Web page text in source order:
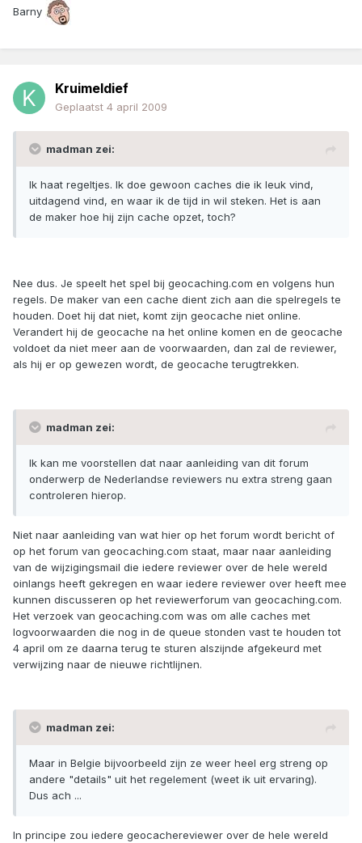
Barny
Kruimeldief
Geplaatst 4 april 2009
madman zei:
Ik haat regeltjes. Ik doe gewoon caches die ik leuk vind,
uitdagend vind, en waar ik de tijd in wil steken. Het is aan
de maker hoe hij zijn cache opzet, toch?
Nee dus. Je speelt het spel bij geocaching.com en volgens hun
regels. De maker van een cache dient zich aan die spelregels te
houden. Doet hij dat niet, komt zijn geocache niet online.
Verandert hij de geocache na het online komen en de geocache
voldoet da niet meer aan de voorwaarden, dan zal de reviewer,
als hij er op gewezen wordt, de geocache terugtrekken.
madman zei:
Ik kan me voorstellen dat naar aanleiding van dit forum
onderwerp de Nederlandse reviewers nu extra streng gaan
controleren hierop.
Niet naar aanleiding van wat hier op het forum wordt bericht of
op het forum van geocaching.com staat, maar naar aanleiding
van de wijzigingsmail die iedere reviewer over de hele wereld
oinlangs heeft gekregen en waar iedere reviewer over heeft mee
kunnen discusseren op het reviewerforum van geocaching.com.
Het verzoek van geocaching.com was om alle caches met
logvoorwaarden die nog in de queue stonden vast te houden tot
4 april om ze daarna terug te sturen alszijnde afgekeurd met
verwijzing naar de nieuwe richtlijnen.
madman zei:
Maar in Belgie bijvoorbeeld zijn ze weer heel erg streng op
andere "details" uit het regelement (weet ik uit ervaring).
Dus ach ...
In principe zou iedere geocachereviewer over de hele wereld